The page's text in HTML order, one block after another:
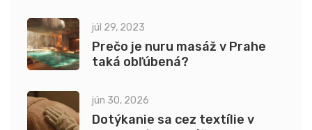
júl 29, 2023
Prečo je nuru masáž v Prahe
taká obľúbená?
jún 30, 2026
Dotýkanie sa cez textílie v